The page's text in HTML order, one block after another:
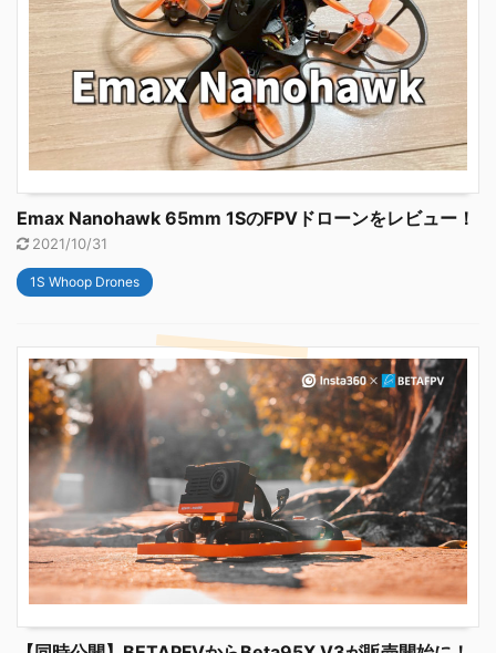
Emax Nanohawk 65mm 1SのFPVドローンをレビュー！
2021/10/31
1S Whoop Drones